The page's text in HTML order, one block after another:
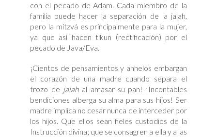
con el pecado de Adam. Cada miembro de la
familia puede hacer la separación de la jalah,
pero la mitzvá es principalmente para la mujer,
ya que así hacen tikun (rectificación) por el
pecado de Java/Eva.
¡Cientos de pensamientos y anhelos embargan
el corazón de una madre cuando separa el
trozo de jalah al amasar su pan! ¡Incontables
bendiciones alberga su alma para sus hijos! Ser
madre implica no cesar nunca de interceder por
los hijos. Que ellos sean fieles custodios de la
Instrucción divina; que se consagren a ella y a las